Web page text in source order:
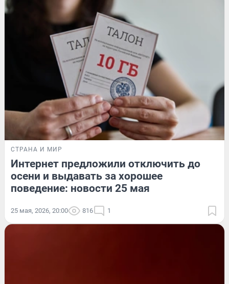
СТРАНА И МИР
Интернет предложили отключить до
осени и выдавать за хорошее
поведение: новости 25 мая
25 мая, 2026, 20:00 816 1